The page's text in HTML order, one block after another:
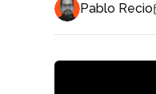
Pablo Recio